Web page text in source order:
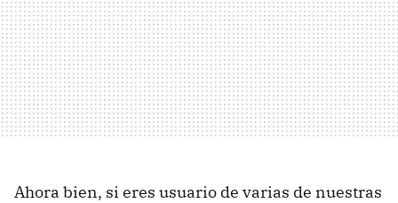
Ahora bien, si eres usuario de varias de nuestras